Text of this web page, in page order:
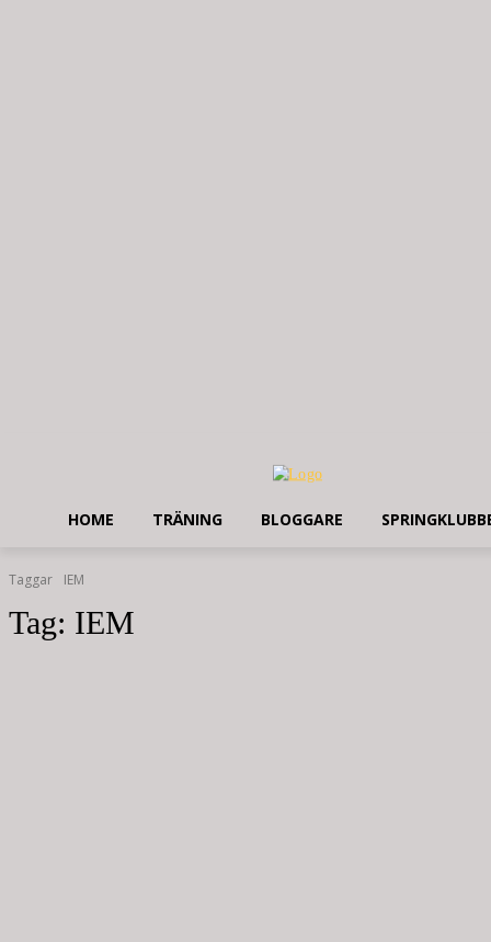
HOME TRÄNING BLOGGARE
Taggar IEM
Tag: IEM